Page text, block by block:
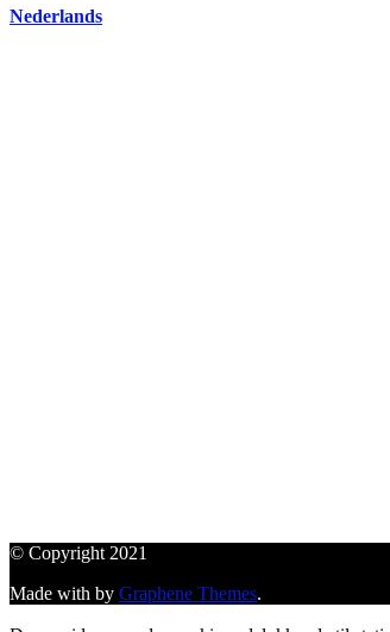
Nederlands
© Copyright 2021
Made with by Graphene Themes.